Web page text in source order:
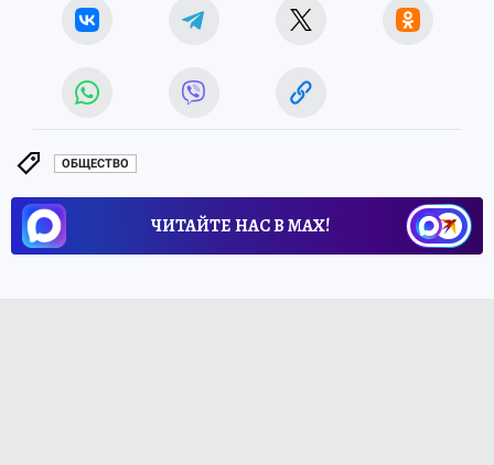
ОБЩЕСТВО
ЧИТАЙТЕ НАС В МАХ!